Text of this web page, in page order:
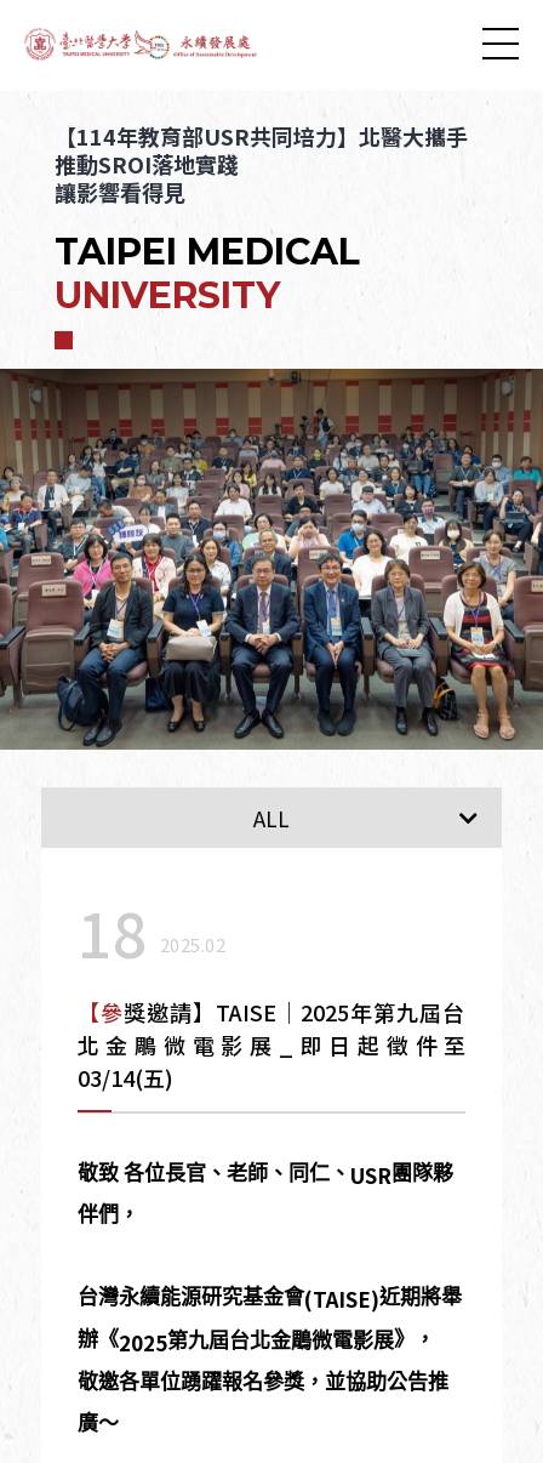
【114年教育部USR共同培力】北醫大攜手
推動SROI落地實踐
讓影響看得見
TAIPEI MEDICAL
UNIVERSITY
ALL
最新消息
18 2025.02
【參獎邀請】TAISE｜2025年第九屆台
北金鵰微電影展_即日起徵件至
03/14(五)
敬致 各位長官、老師、同仁、 USR 團隊夥
伴們，
台灣永續能源研究基金會(TAISE)近期將舉
辦《2025第九屆台北金鵰微電影展》，
敬邀各單位踴躍報名參獎，並協助公告推
廣～